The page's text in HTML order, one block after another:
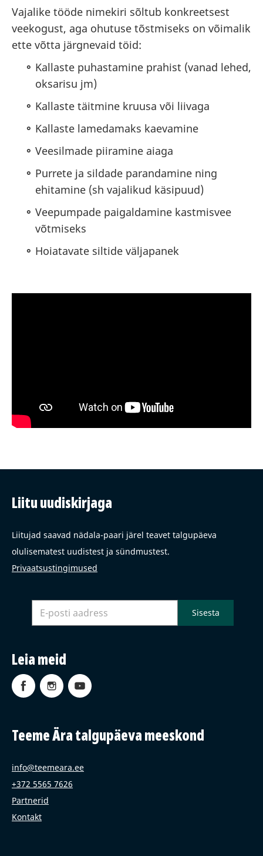
Vajalike tööde nimekiri sõltub konkreetsest
veekogust, aga ohutuse tõstmiseks on võimalik
ette võtta järgnevaid töid:
Kallaste puhastamine prahist (vanad lehed,
oksarisu jm)
Kallaste täitmine kruusa või liivaga
Kallaste lamedamaks kaevamine
Veesilmade piiramine aiaga
Purrete ja sildade parandamine ning
ehitamine (sh vajalikud käsipuud)
Veepumpade paigaldamine kastmisvee
võtmiseks
Hoiatavate siltide väljapanek
Liitu uudiskirjaga
Liitujad saavad nädala-paari järel teavet talgupäeva
olulisematest uudistest ja sündmustest.
Privaatsustingimused
Leia meid
Teeme Ära talgupäeva meeskond
info@teemeara.ee
+372 5565 7626
Partnerid
Kontakt